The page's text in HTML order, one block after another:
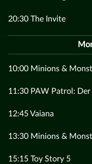
20:30 The Invite
10:00 Minions &
11:30 PAW Patrol:
12:45 Vaiana
13:30 Minions &
15:15 Toy Story 5